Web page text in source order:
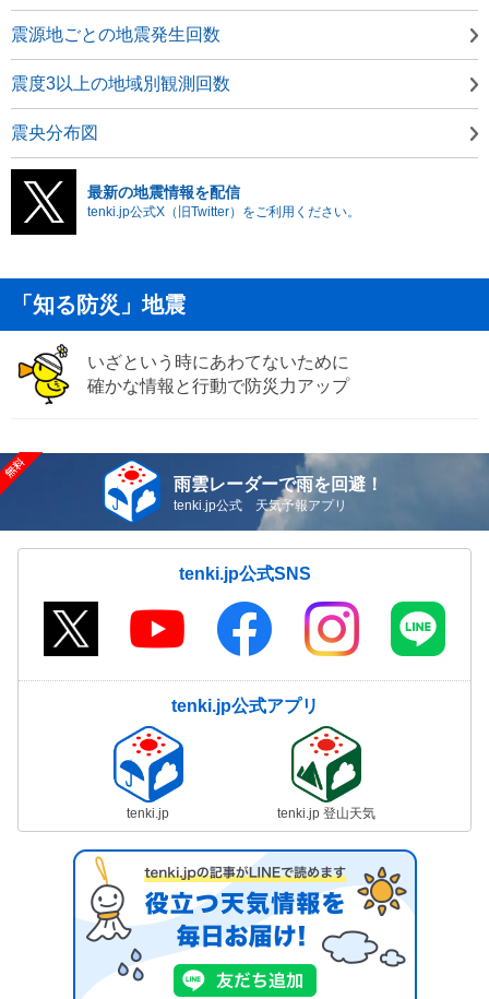
震源地ごとの地震発生回数
震度3以上の地域別観測回数
震央分布図
最新の地震情報を配信
tenki.jp公式X（旧Twitter）をご利用ください。
「知る防災」地震
いざという時にあわてないために
確かな情報と行動で防災力アップ
雨雲レーダーで雨を回避！
tenki.jp公式 天気予報アプリ
tenki.jp公式SNS
tenki.jp公式アプリ
tenki.jp tenki.jp 登山天気